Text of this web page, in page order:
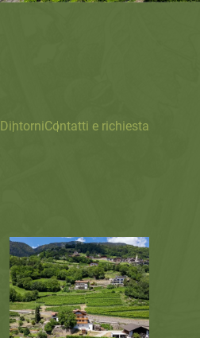
DintorniContatti e richiesta